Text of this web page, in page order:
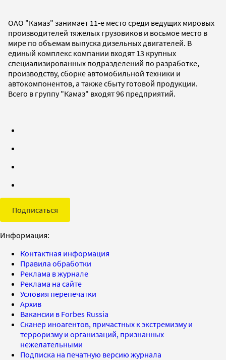
ОАО "Камаз" занимает 11-е место среди ведущих мировых
производителей тяжелых грузовиков и восьмое место в
мире по объемам выпуска дизельных двигателей. В
единый комплекс компании входят 13 крупных
специализированных подразделений по разработке,
производству, сборке автомобильной техники и
автокомпонентов, а также сбыту готовой продукции.
Всего в группу "Камаз" входят 96 предприятий.
Подписаться
Информация:
Контактная информация
Правила обработки
Реклама в журнале
Реклама на сайте
Условия перепечатки
Архив
Вакансии в Forbes Russia
Сканер иноагентов, причастных к экстремизму и
терроризму и организаций, признанных
нежелательными
Подписка на печатную версию журнала